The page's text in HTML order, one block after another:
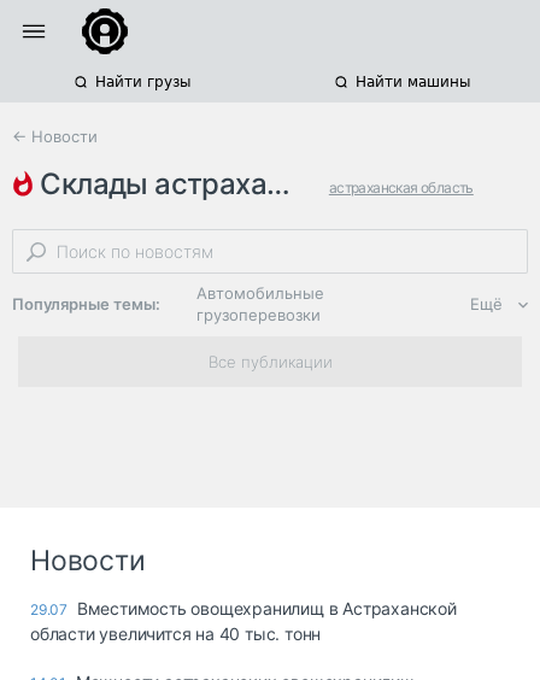
Найти грузы Найти машины
← Новости
склады астраханской области астраханская область
строительство складов овощехранилища
Популярные темы:
Автомобильные
грузоперевозки
Региональная
логистика
опасные грузы
Ещё
Все публикации
Новости
29.07
Вместимость овощехранилищ в Астраханской
области увеличится на 40 тыс. тонн